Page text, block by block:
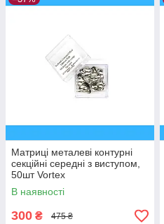
Матриці металеві контурні
секційні середні з виступом,
50шт Vortex
В наявності
300 ₴ 475 ₴